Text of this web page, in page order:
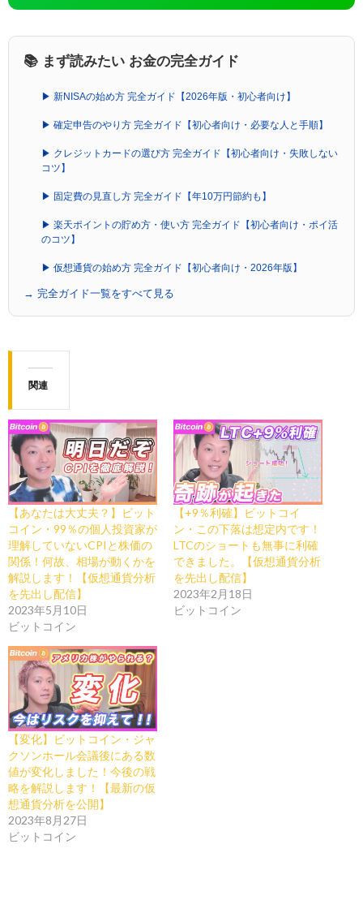
📚 まず読みたい お金の完全ガイド
▶ 新NISAの始め方 完全ガイド【2026年版・初心者向け】
▶ 確定申告のやり方 完全ガイド【初心者向け・必要な人と手順】
▶ クレジットカードの選び方 完全ガイド【初心者向け・失敗しない
コツ】
▶ 固定費の見直し方 完全ガイド【年10万円節約も】
▶ 楽天ポイントの貯め方・使い方 完全ガイド【初心者向け・ポイ活
のコツ】
▶ 仮想通貨の始め方 完全ガイド【初心者向け・2026年版】
→ 完全ガイド一覧をすべて見る
関連
【あなたは大丈夫？】ビット
コイン・99％の個人投資家が
理解していないCPIと株価の
関係！何故、相場が動くかを
解説します！【仮想通貨分析
を先出し配信】
2023年5月10日
ビットコイン
【+9％利確】ビットコイ
ン・この下落は想定内です！
LTCのショートも無事に利確
できました。【仮想通貨分析
を先出し配信】
2023年2月18日
ビットコイン
【変化】ビットコイン・ジャ
クソンホール会議後にある数
値が変化しました！今後の戦
略を解説します！【最新の仮
想通貨分析を公開】
2023年8月27日
ビットコイン